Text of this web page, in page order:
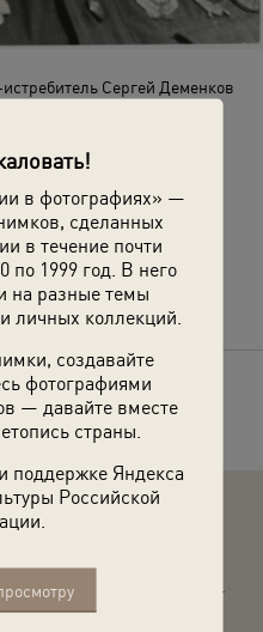
в фотографиях» —
сделанных
в течение почти
по 1999 год. В него
на разные темы
личных коллекций.
создавайте
фотографиями
— давайте вместе
страны.
поддержке Яндекса
Российской
Сергей Деменков
об этом фото
(1919—2003) –
истреб. авиаполка 2-го гв.
армии